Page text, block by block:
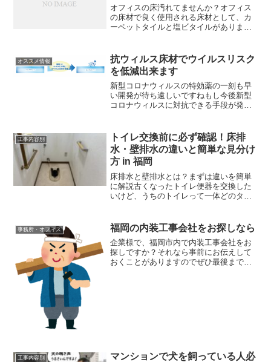
オフィスの床汚れてませんか？オフィス
の床材で良く使用される床材として、カ
ーペットタイルと塩ビタイルがあります
いて大まかな形としては、みなさんが良
く目にする四角形のタイプ...
オススメ情報
抗ウィルス床材でウイルスリスク
を低減出来ます
新型コロナウィルスの特効薬の一刻も早
い開発が待ち遠しいですねもし今後新型
コロナウィルスに対抗できる手段が発見
て行きましょう！！ロンシール工業の抗
ウィルス対策塩ビシート以...
工事内容別
トイレ交換前に必ず確認！床排
水・壁排水の違いと簡単な見分け
方 in 福岡
床排水と壁排水とは？まずは違いを簡単
に解説古くなったトイレ便器を交換した
いけど、うちのトイレって一体どのタイ
ますので、最終的にはやはりプロに見て
もらってアドバイスもらう...
事務所・オフィス 福岡の内装工事会社をお探しなら
企業様で、福岡市内で内装工事会社をお
探しですか？それなら事前にお伝えして
おくことがありますのでぜひ最後まで読
工事内容別
マンションで犬を飼っている人必